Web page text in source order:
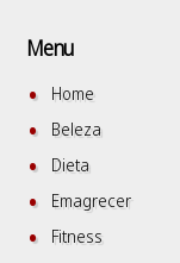
Menu
Home
Beleza
Dieta
Emagrecer
Fitness